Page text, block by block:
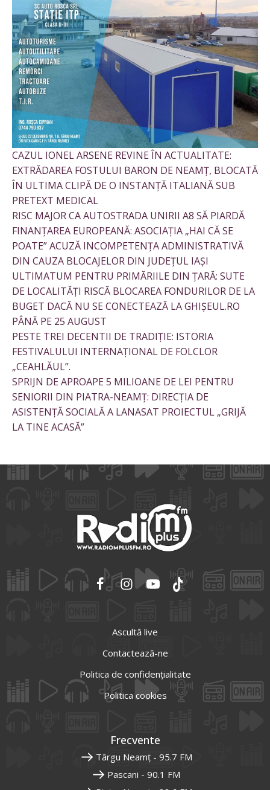
CAZUL IONEL ARSENE REVINE ÎN ACTUALITATE:
EXTRĂDAREA FOSTULUI BARON DE NEAMȚ, BLOCATĂ
ÎN ULTIMA CLIPĂ DE O INSTANȚĂ ITALIANĂ SUB
PRETEXT MEDICAL
RISC MAJOR CA AUTOSTRADA UNIRII A8 SĂ PIARDĂ
FINANȚAREA EUROPEANĂ: ASOCIAȚIA „HAI CĂ SE
POATE” ACUZĂ INCOMPETENȚA ADMINISTRATIVĂ
DIN CAUZA BLOCAJELOR DIN JUDEȚUL IAȘI
ULTIMATUM PENTRU PRIMĂRIILE DIN ȚARĂ: SUTE
DE LOCALITĂȚI RISCĂ BLOCAREA FONDURILOR DE LA
BUGET DACĂ NU SE CONECTEAZĂ LA GHIȘEUL.RO
PÂNĂ PE 25 AUGUST
PESTE TREI DECENTII DE TRADIȚIE: ISTORIA
FESTIVALULUI INTERNAȚIONAL DE FOLCLOR
„CEAHLĂUL”.
SPRIJN DE APROAPE 5 MILIOANE DE LEI PENTRU
SENIORII DIN PIATRA-NEAMȚ: DIRECȚIA DE
ASISTENȚĂ SOCIALĂ A LANASAT PROIECTUL „GRIJĂ
LA TINE ACASĂ”
Ascultă live
Contactează-ne
Politica de confidențialitate
Politica cookies
Frecvente
Târgu Neamț - 95.7 FM
Pascani - 90.1 FM